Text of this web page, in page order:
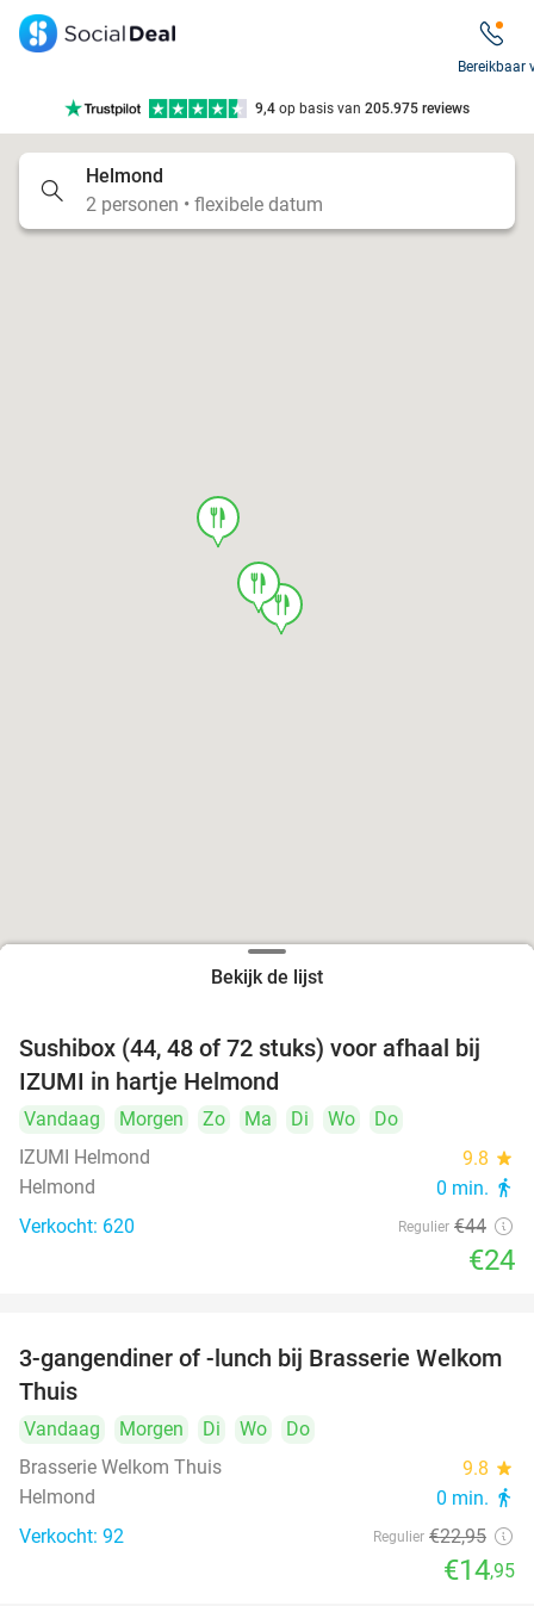
9,4 op basis van 205.975 reviews
10+ miljoen leden
Bereikbaar
Helmond
2 personen • flexibele datum
food
food
food
Bekijk de lijst
45%
Sushibox (44, 48 of 72 stuks) voor afhaal bij
IZUMI in hartje Helmond
Vandaag Morgen Zo Ma Di Wo
Do
IZUMI Helmond
9.8 star
Helmond 0 min. directions_walk
Verkocht: 620 Regulier €44
€24
35%
3-gangendiner of -lunch bij Brasserie Welkom
Thuis
Vandaag Morgen Di Wo
Do
Brasserie Welkom Thuis
9.8 star
Helmond 0 min. directions_walk
Verkocht: 92 Regulier €22,95
€14,95